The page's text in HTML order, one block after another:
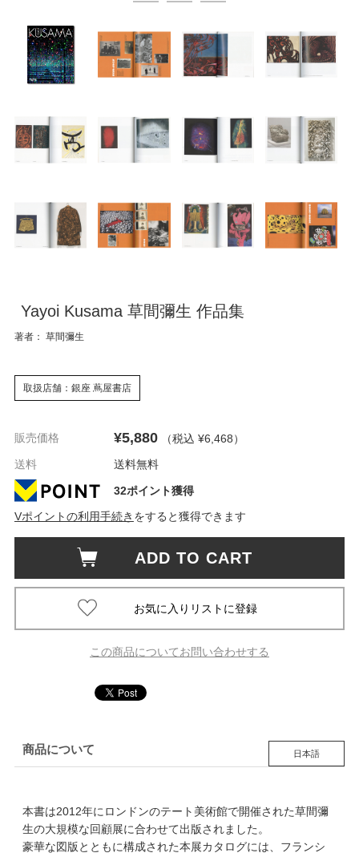
Yayoi Kusama 草間彌生 作品集
著者： 草間彌生
取扱店舗：銀座 蔦屋書店
販売価格 ¥5,880 （税込 ¥6,468）
送料
送料無料
32ポイント獲得
Vポイントの利用手続き をすると獲得できます
ADD TO CART
この商品についてお問い合わせする
商品について 日本語
本書は2012年にロンドンのテート美術館で開催された草間彌
生の大規模な回顧展に合わせて出版されました。
豪華な図版とともに構成された本展カタログには、フランシ